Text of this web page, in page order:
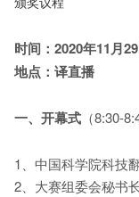
时间：2020年11月29
地点：译直播
一、开幕式 （8:30-
1、中国科学院科技
2、大赛组委会秘书